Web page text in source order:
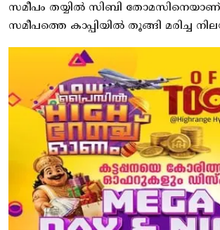
സമീപം തയ്യിൽ സിബി തോമസിനെയാണ്
സമീപത്തെ കാപ്പിയിൽ തൂങ്ങി മരിച്ച